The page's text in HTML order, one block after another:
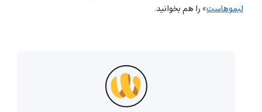
لیموهاست» را هم بخوانید.